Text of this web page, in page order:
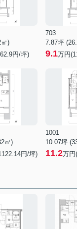
)
円/坪)
703
7.87坪
9.1万円
㎡)
円/坪)
1001
10.07坪
11.2万円